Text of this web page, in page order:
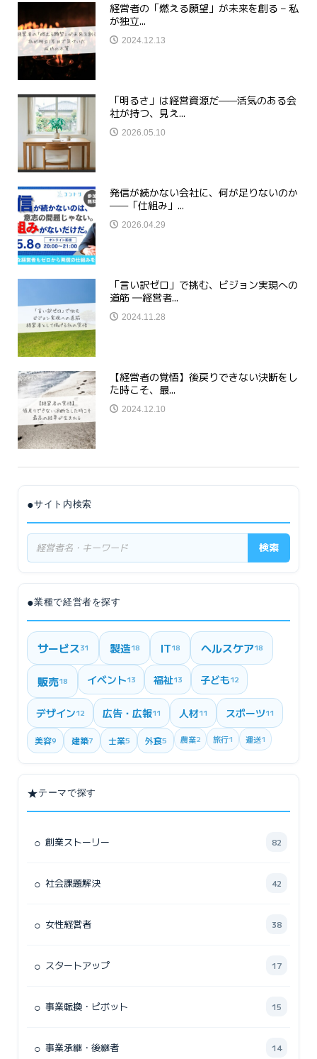
経営者の「燃える願望」が未来を創る – 私
が独立...
2024.12.13
「明るさ」は経営資源だ——活気のある会
社が持つ、見え...
2026.05.10
発信が続かない会社に、何が足りないのか
——「仕組み」...
2026.04.29
「言い訳ゼロ」で挑む、ビジョン実現への
道筋 ―経営者...
2024.11.28
【経営者の覚悟】後戻りできない決断をし
た時こそ、最...
2024.12.10
●サイト内検索
検索
●業種で経営者を探す
サービス31 製造18 IT18 ヘルスケア18
販売18 イベント13 福祉13 子ども12
デザイン12 広告・広報11 人材11 スポーツ11
美容9 建築7 士業5 外食5 農業2 旅行1 運送1
★テーマで探す
○ 創業ストーリー 82
○ 社会課題解決 42
○ 女性経営者 38
○ スタートアップ 17
○ 事業転換・ピボット 15
○ 事業承継・後継者 14